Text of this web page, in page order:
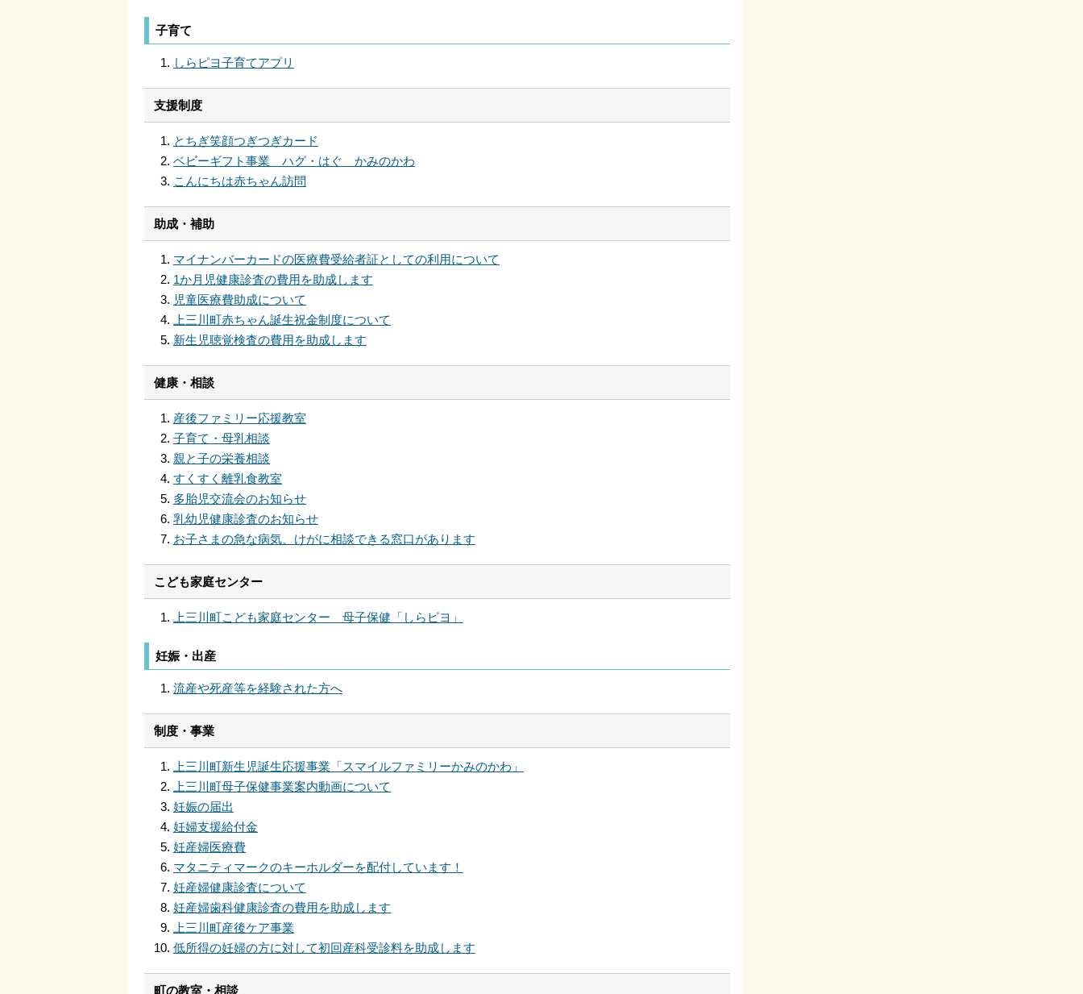
子育て
しらピヨ子育てアプリ
支援制度
とちぎ笑顔つぎつぎカード
ベビーギフト事業 ハグ・はぐ かみのかわ
こんにちは赤ちゃん訪問
助成・補助
マイナンバーカードの医療費受給者証としての利用について
1か月児健康診査の費用を助成します
児童医療費助成について
上三川町赤ちゃん誕生祝金制度について
新生児聴覚検査の費用を助成します
健康・相談
産後ファミリー応援教室
子育て・母乳相談
親と子の栄養相談
すくすく離乳食教室
多胎児交流会のお知らせ
乳幼児健康診査のお知らせ
お子さまの急な病気、けがに相談できる窓口があります
こども家庭センター
上三川町こども家庭センター 母子保健「しらピヨ」
妊娠・出産
流産や死産等を経験された方へ
制度・事業
上三川町新生児誕生応援事業「スマイルファミリーかみのかわ」
上三川町母子保健事業案内動画について
妊娠の届出
妊婦支援給付金
妊産婦医療費
マタニティマークのキーホルダーを配付しています！
妊産婦健康診査について
妊産婦歯科健康診査の費用を助成します
上三川町産後ケア事業
低所得の妊婦の方に対して初回産科受診料を助成します
町の教室・相談